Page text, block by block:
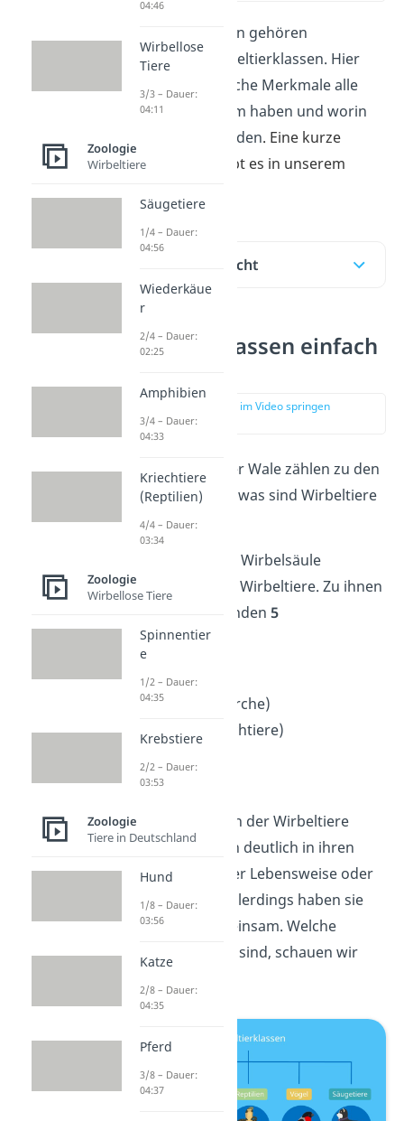
Zu den Wirbeltieren gehören
verschiedene Wirbeltierklassen. Hier
zeigen wir dir, welche Merkmale alle
Klassen gemeinsam haben und worin
sie sich unterscheiden. Eine kurze
Erklärung dazu gibt es in unserem
Inhaltsübersicht
Wirbeltierklassen einfach
zur Stelle im Video springen
(00:15)
Frösche, Affen oder Wale zählen zu den
Wirbeltieren. Aber was sind Wirbeltiere
eigentlich?
Alle Tiere mit einer Wirbelsäule
bezeichnest du als Wirbeltiere. Zu ihnen
gehören die folgenden5
Wirbeltierklassen
Fische
Amphibien (Lurche)
Reptilien (Kriechtiere)
Säugetiere
Die großen Klassen der Wirbeltiere
unterschieden sich deutlich in ihren
Merkmalen, wie der Lebensweise oder
dem Körperbau. Allerdings haben sie
auch einiges gemeinsam. Welche
Eigenschaften das sind, schauen wir
04:46
Wirbellose
Tiere
3/3 – Dauer:
04:11
Zoologie
Wirbeltiere
Säugetiere
1/4 – Dauer:
04:56
Wiederkäue
r
2/4 – Dauer:
02:25
Amphibien
3/4 – Dauer:
04:33
Kriechtiere
(Reptilien)
4/4 – Dauer:
03:34
Zoologie
Wirbellose Tiere
Spinnentier
e
1/2 – Dauer:
04:35
Krebstiere
2/2 – Dauer:
03:53
Zoologie
Tiere in Deutschland
Hund
1/8 – Dauer:
03:56
Katze
2/8 – Dauer:
04:35
Pferd
3/8 – Dauer:
04:37